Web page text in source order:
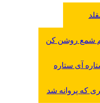
شمع روشن کن
آی ستاره
که پروانه شد